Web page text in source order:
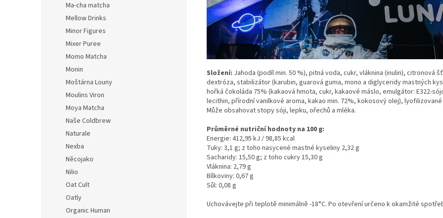
Ma-cha matcha
Mellow Drinks
Minor Figures
Mixer Puree
Momo Matcha
Monin
Moštárna Louny
Moulins Viron
Moya Matcha
Naše Coldbrew
Naturale
Nexba
Něcojako
Nilio
Oat Cult
Oatly
Organic Human
Složení: Jahoda (podíl min. 50 %), pitná voda, cukr, vláknina (inulin), citronová
dextróza, stabilizátor (karubin, guarová guma, mono a diglyceridy mastných
hořká čokoláda 75% (kakaová hmota, cukr, kakaové máslo, emulgátor: E322-
lecithin, přírodní vanilkové aroma, kakao min. 72%, kokosový olej),
Může obsahovat stopy sóji, lepku, ořechů a mléka.
Průměrné nutriční hodnoty na 100 g:
Energie: 412,95 kJ / 98,85 kcal
Tuky: 3,1 g; z toho nasycené mastné kyseliny 2,32 g
Sacharidy: 15,50 g; z toho cukry 15,30 g
Vláknina: 2,79 g
Bílkoviny: 0,67 g
Sůl: 0,08 g
Uchovávejte při teplotě minimálně -18°C. Po otevření určeno k okamžité